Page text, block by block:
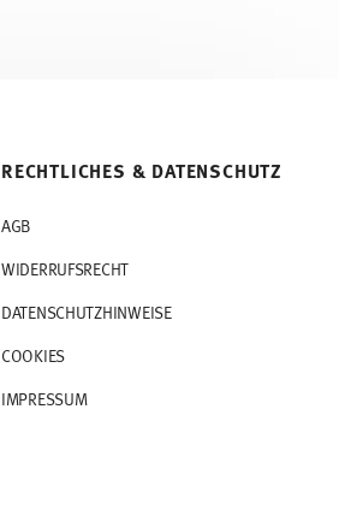
RECHTLICHES & DATENSCHUTZ
AGB
WIDERRUFSRECHT
DATENSCHUTZHINWEISE
COOKIES
IMPRESSUM